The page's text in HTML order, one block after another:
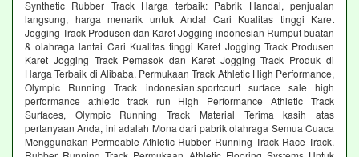
Synthetic Rubber Track Harga terbaik: Pabrik Handal, penjualan
langsung, harga menarik untuk Anda! Cari Kualitas tinggi Karet
Jogging Track Produsen dan Karet Jogging indonesian Rumput buatan
& olahraga lantai Cari Kualitas tinggi Karet Jogging Track Produsen
Karet Jogging Track Pemasok dan Karet Jogging Track Produk di
Harga Terbaik di Alibaba. Permukaan Track Athletic High Performance,
Olympic Running Track indonesian.sportcourt surface sale high
performance athletic track run High Performance Athletic Track
Surfaces, Olympic Running Track Material Terima kasih atas
pertanyaan Anda, ini adalah Mona dari pabrik olahraga Semua Cuaca
Menggunakan Permeable Athletic Rubber Running Track Race Track.